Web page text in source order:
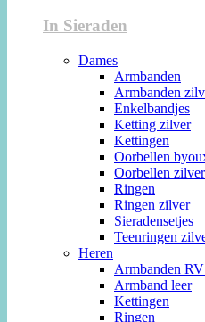
In Sieraden
Dames
Armbanden
Armbanden
Enkelbandjes
Ketting zilver
Kettingen
Oorbellen
Oorbellen zilver
Ringen
Ringen zilver
Sieradensetjes
Teenringen
Heren
Armbanden
Armband leer
Kettingen
Ringen